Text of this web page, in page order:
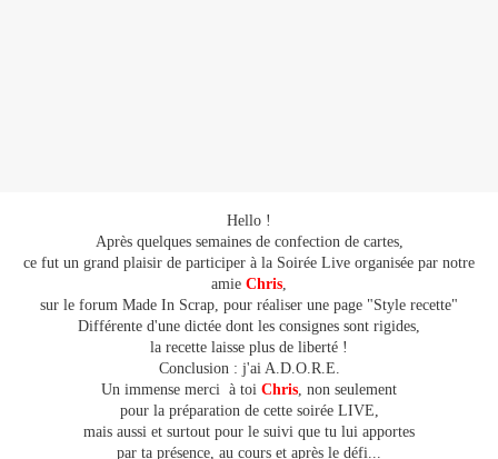
Hello !
Après quelques semaines de confection de cartes,
ce fut un grand plaisir de participer à la Soirée Live organisée par notre
amie Chris,
sur le forum Made In Scrap, pour réaliser une page "Style recette"
Différente d'une dictée dont les consignes sont rigides,
la recette laisse plus de liberté !
Conclusion : j'ai A.D.O.R.E.
Un immense merci à toi Chris, non seulement
pour la préparation de cette soirée LIVE,
mais aussi et surtout pour le suivi que tu lui apportes
par ta présence, au cours et après le défi...